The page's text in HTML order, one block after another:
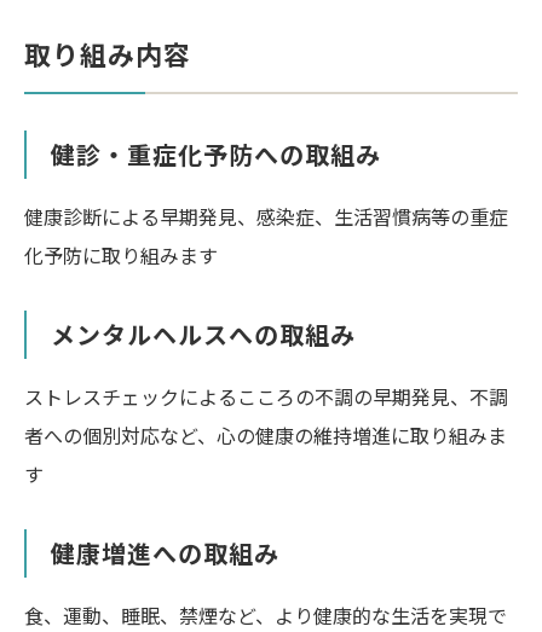
取り組み内容
健診・重症化予防への取組み
健康診断による早期発見、感染症、生活習慣病等の重症
化予防に取り組みます
メンタルヘルスへの取組み
ストレスチェックによるこころの不調の早期発見、不調
者への個別対応など、心の健康の維持増進に取り組みま
す
健康増進への取組み
食、運動、睡眠、禁煙など、より健康的な生活を実現で